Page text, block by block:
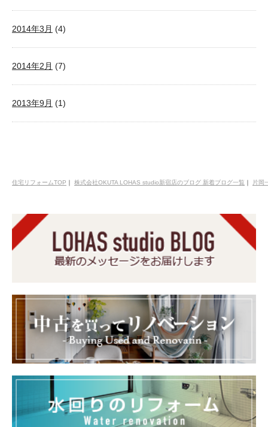
2014年3月 (4)
2014年2月 (7)
2013年9月 (1)
住宅リフォームTOP ｜ 株式会社OKUTA LOHAS studio新宿店のブログ 新着ブログ一覧 ｜ 片岡